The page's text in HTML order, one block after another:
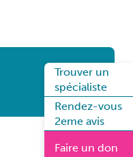
Trouver un
spécialiste
Rendez-vous
2eme avis
Faire un don